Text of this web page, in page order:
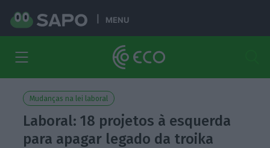
MENU
Mudanças na lei laboral
Laboral: 18 projetos à esquerda
para apagar legado da troika